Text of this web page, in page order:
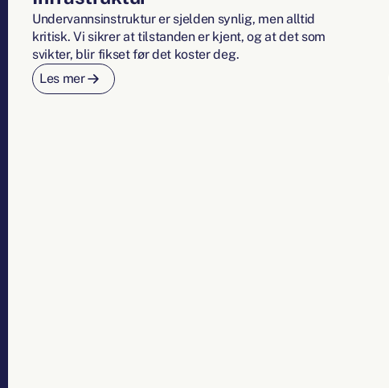
Undervannsinstruktur er sjelden synlig, men alltid
kritisk. Vi sikrer at tilstanden er kjent, og at det som
svikter, blir fikset før det koster deg.
Les mer